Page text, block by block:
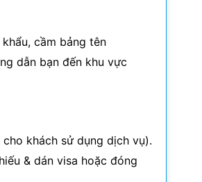
cầm bảng tên
dẫn bạn đến khu vực
khách sử dụng dịch vụ).
& dán visa hoặc đóng